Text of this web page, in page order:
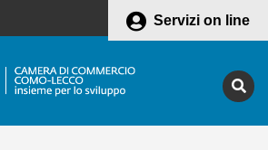
Servizi on line